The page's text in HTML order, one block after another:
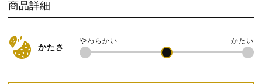
商品詳細
かたさ